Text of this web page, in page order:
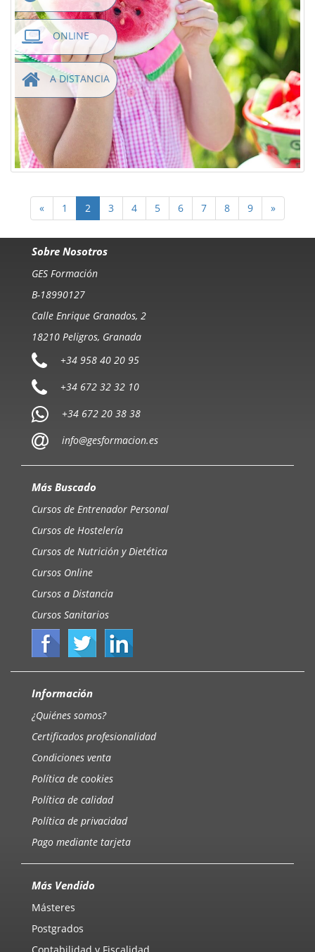
ONLINE
A DISTANCIA
« 1 2 3 4 5 6 7 8 9 »
Sobre Nosotros
GES Formación
B-18990127
Calle Enrique Granados, 2
18210 Peligros, Granada
+34 958 40 20 95
+34 672 32 32 10
+34 672 20 38 38
info@gesformacion.es
Más Buscado
Cursos de Entrenador Personal
Cursos de Hostelería
Cursos de Nutrición y Dietética
Cursos Online
Cursos a Distancia
Cursos Sanitarios
Información
¿Quiénes somos?
Certificados profesionalidad
Condiciones venta
Política de cookies
Política de calidad
Política de privacidad
Pago mediante tarjeta
Más Vendido
Másteres
Postgrados